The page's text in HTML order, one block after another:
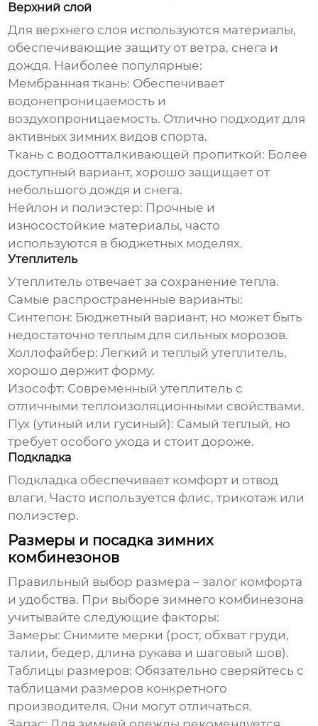
Верхний слой
Для верхнего слоя используются материалы,
обеспечивающие защиту от ветра, снега и
дождя. Наиболее популярные:
Мембранная ткань: Обеспечивает
водонепроницаемость и
воздухопроницаемость. Отлично подходит для
активных зимних видов спорта.
Ткань с водоотталкивающей пропиткой: Более
доступный вариант, хорошо защищает от
небольшого дождя и снега.
Нейлон и полиэстер: Прочные и
износостойкие материалы, часто
используются в бюджетных моделях.
Утеплитель
Утеплитель отвечает за сохранение тепла.
Самые распространенные варианты:
Синтепон: Бюджетный вариант, но может быть
недостаточно теплым для сильных морозов.
Холлофайбер: Легкий и теплый утеплитель,
хорошо держит форму.
Изософт: Современный утеплитель с
отличными теплоизоляционными свойствами.
Пух (утиный или гусиный): Самый теплый, но
требует особого ухода и стоит дороже.
Подкладка
Подкладка обеспечивает комфорт и отвод
влаги. Часто используется флис, трикотаж или
полиэстер.
Размеры и посадка зимних
комбинезонов
Правильный выбор размера – залог комфорта
и удобства. При выборезимнего комбинезона
учитывайте следующие факторы:
Замеры: Снимите мерки (рост, обхват груди,
талии, бедер, длина рукава и шаговый шов).
Таблицы размеров: Обязательно сверяйтесь с
таблицами размеров конкретного
производителя. Они могут отличаться.